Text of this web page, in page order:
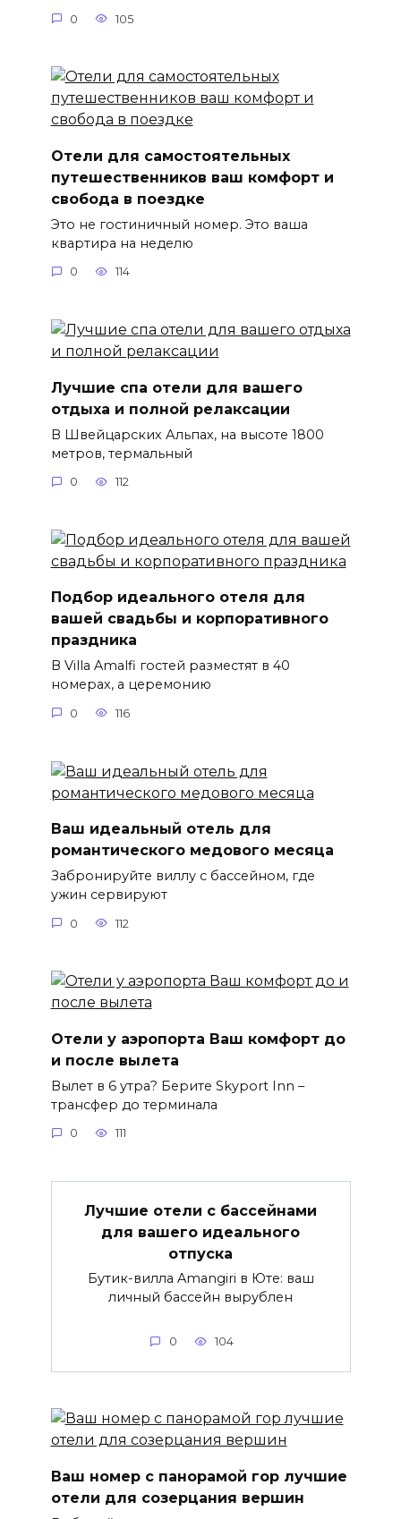
0 105
Отели для самостоятельных
путешественников ваш комфорт и
свобода в поездке
Это не гостиничный номер. Это ваша
квартира на неделю
0 114
Лучшие спа отели для вашего
отдыха и полной релаксации
В Швейцарских Альпах, на высоте 1800
метров, термальный
0 112
Подбор идеального отеля для
вашей свадьбы и корпоративного
праздника
В Villa Amalfi гостей разместят в 40
номерах, а церемонию
0 116
Ваш идеальный отель для
романтического медового месяца
Забронируйте виллу с бассейном, где
ужин сервируют
0 112
Отели у аэропорта Ваш комфорт до
и после вылета
Вылет в 6 утра? Берите Skyport Inn –
трансфер до терминала
0 111
Лучшие отели с бассейнами
для вашего идеального
отпуска
Бутик-вилла Amangiri в Юте: ваш
личный бассейн вырублен
0 104
Ваш номер с панорамой гор лучшие
отели для созерцания вершин